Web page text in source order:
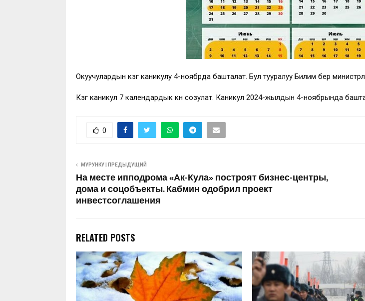
Окуучулардын күзгү каникулу 4-ноябрда башталат. Бул тууралуу Билим берүү
Күзгү каникул 7 календардык күн созулат. Каникул 2024-жылдын 4-ноябрында
0
МУРУНКУ | ПРЕДЫДУЩИЙ
На месте ипподрома «Ак-Кула» построят бизнес-центры,
дома и соцобъекты. Кабмин одобрил проект
инвестсоглашения
RELATED POSTS